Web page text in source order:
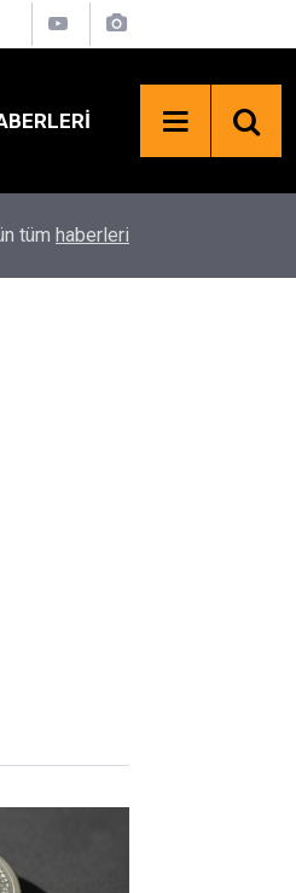
tüm haberleri